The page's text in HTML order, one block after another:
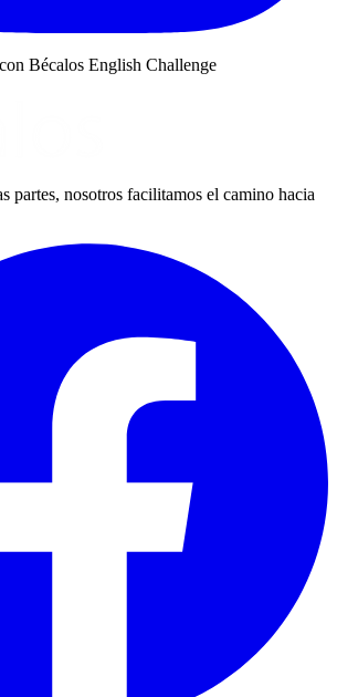
Bécalos English Challenge
partes, nosotros facilitamos el camino hacia